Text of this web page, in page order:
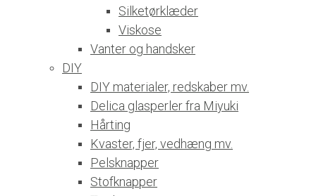
Silketørklæder
Viskose
Vanter og handsker
DIY
DIY materialer, redskaber mv.
Delica glasperler fra Miyuki
Hårting
Kvaster, fjer, vedhæng mv.
Pelsknapper
Stofknapper